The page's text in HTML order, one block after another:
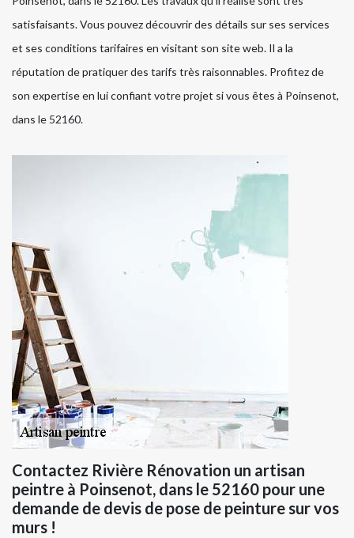
satisfaisants. Vous pouvez découvrir des détails sur ses services
et ses conditions tarifaires en visitant son site web. Il a la
réputation de pratiquer des tarifs très raisonnables. Profitez de
son expertise en lui confiant votre projet si vous êtes à Poinsenot,
dans le 52160.
Contactez Rivière Rénovation un artisan
peintre à Poinsenot, dans le 52160 pour une
demande de devis de pose de peinture sur vos
murs !